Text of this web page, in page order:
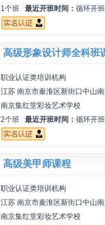
1个班 最近开班时间： 循环开班
高级形象设计师全科班
职业认证类培训机构
江苏 南京市秦淮区新街口中山
南京集红堂彩妆艺术学校
2个班 最近开班时间： 循环开班
高级美甲师课程
职业认证类培训机构
江苏 南京市秦淮区新街口中山
南京集红堂彩妆艺术学校